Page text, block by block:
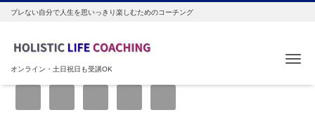
ブレない自分で人生を思いっきり楽しむためのコーチング
オンライン・土日祝日も受講OK